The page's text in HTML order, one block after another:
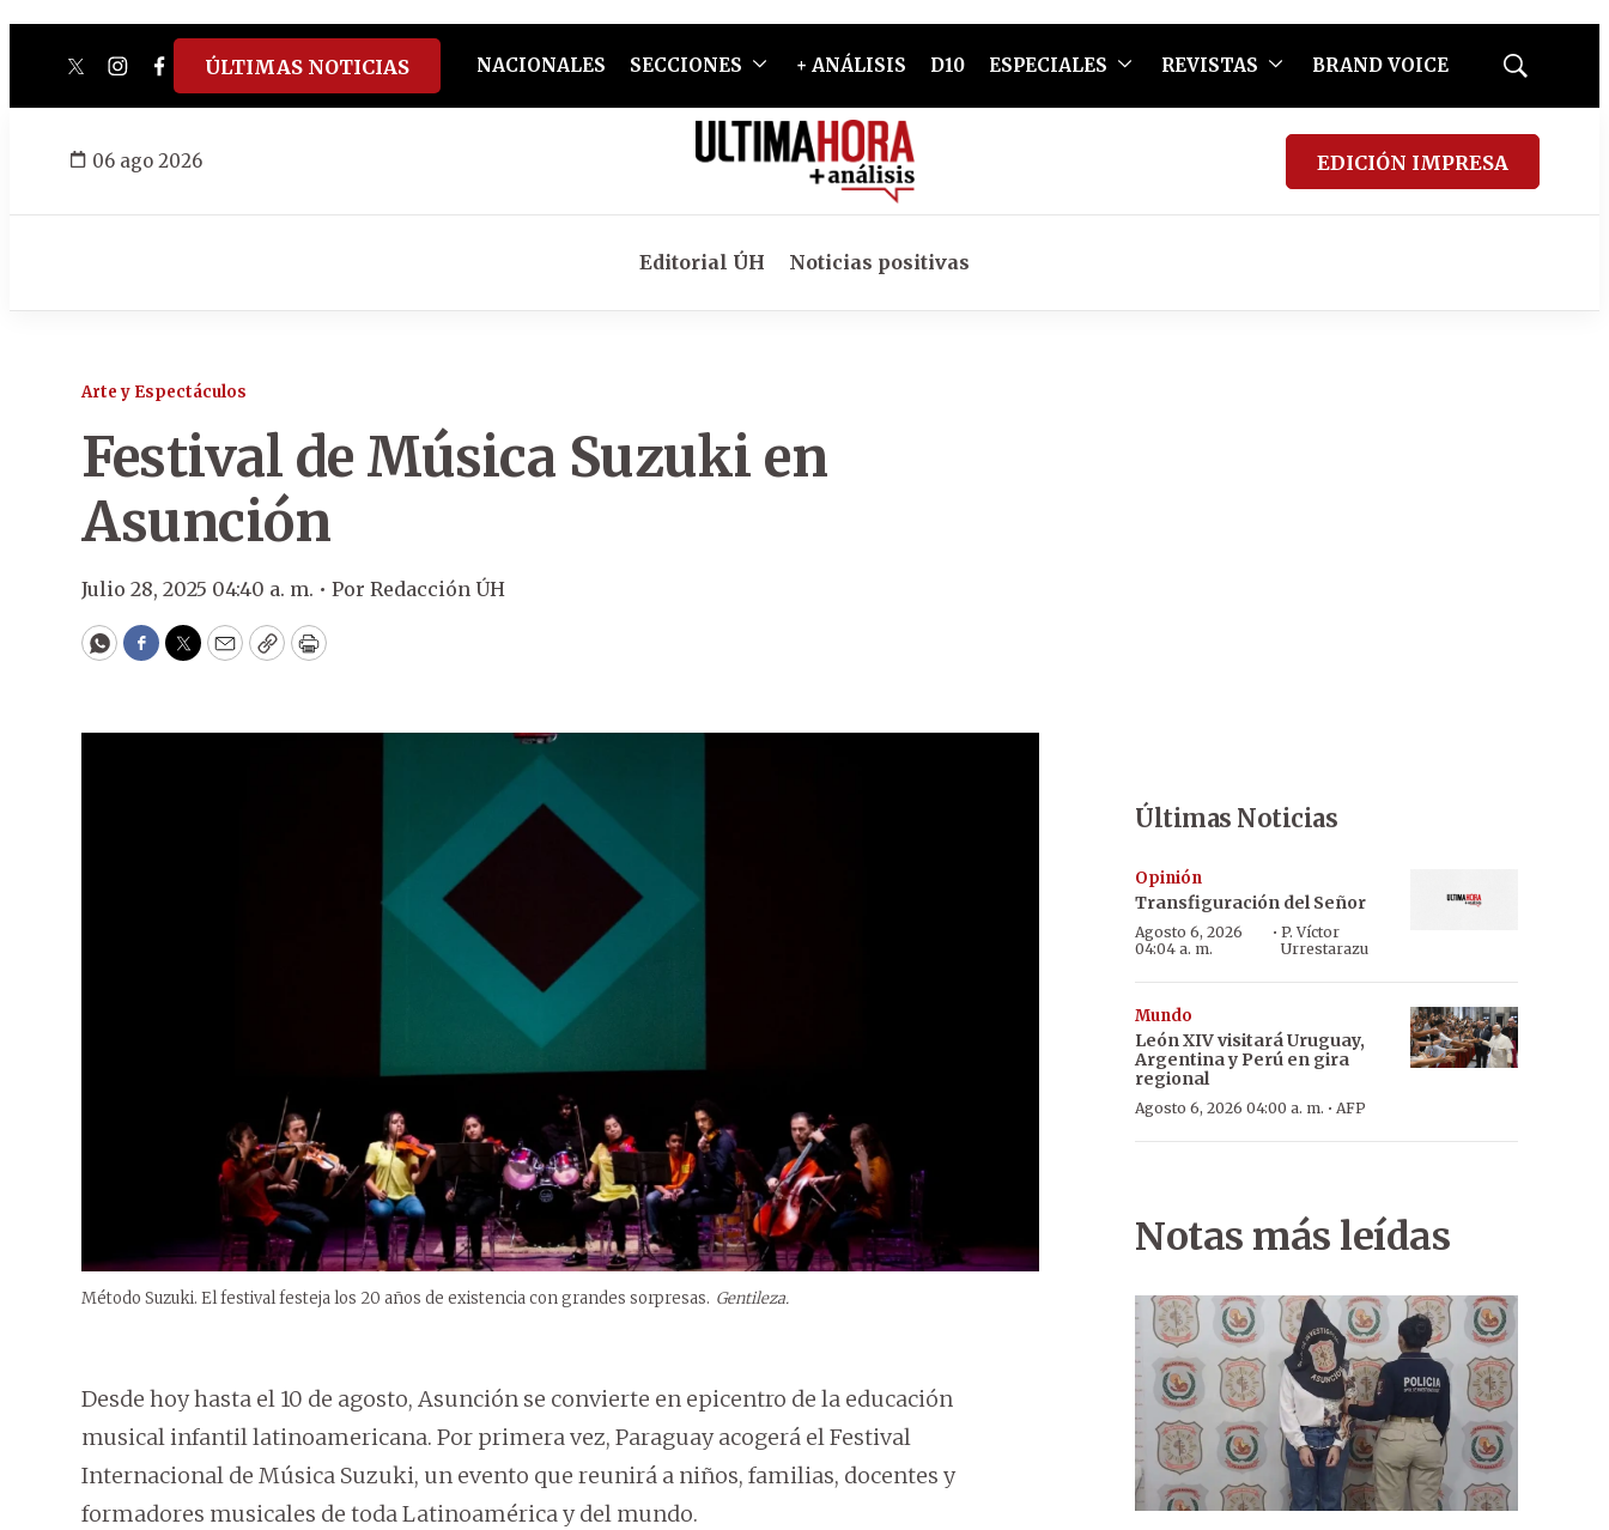
twitterinstagram
facebook
tiktokyoutube
spotify
ÚLTIMAS NOTICIAS NACIONALES SECCIONES + ANÁLISIS D10 ESPECIALES REVISTAS BRAND VOICE
Mostrar
06 ago 2026 EDICIÓN IMPRESA
Editorial ÚH Noticias positivas
Arte y Espectáculos
Festival de Música Suzuki en
Asunción
Julio 28, 2025 04:40 a. m. • Por Redacción ÚH
WhatsApp
Facebook
Twitter
EmailCopyPrint
Método Suzuki. El festival festeja los 20 años de existencia con grandes sorpresas. Gentileza.
Desde hoy hasta el 10 de agosto, Asunción se convierte en epicentro de la educación
musical infantil latinoamericana. Por primera vez, Paraguay acogerá el Festival
Internacional de Música Suzuki, un evento que reunirá a niños, familias, docentes y
formadores musicales de toda Latinoamérica y del mundo.
Últimas Noticias
Opinión
Transfiguración del Señor
Agosto 6, 2026
04:04 a. m.
· P. Víctor
Urrestarazu
Mundo
León XIV visitará Uruguay,
Argentina y Perú en gira
regional
Agosto 6, 2026 04:00 a. m. · AFP
Notas más leídas